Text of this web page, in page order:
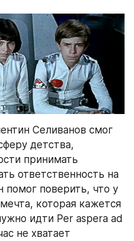
Селиванов смог
детства,
принимать
ответственность на
помог поверить, что у
которая кажется
идти Per aspera ad
не хватает